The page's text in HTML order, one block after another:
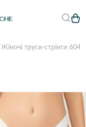
Жіночі труси-стрінги